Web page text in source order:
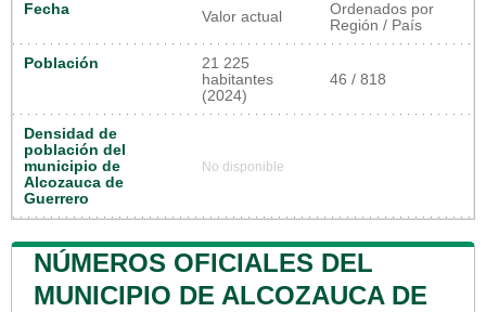
Fecha Valor actual
Ordenados por
Región / País
Población
21 225
habitantes
(2024)
46 / 818
Densidad de
población del
municipio de
Alcozauca de
Guerrero
No disponible
NÚMEROS OFICIALES DEL
MUNICIPIO DE ALCOZAUCA DE